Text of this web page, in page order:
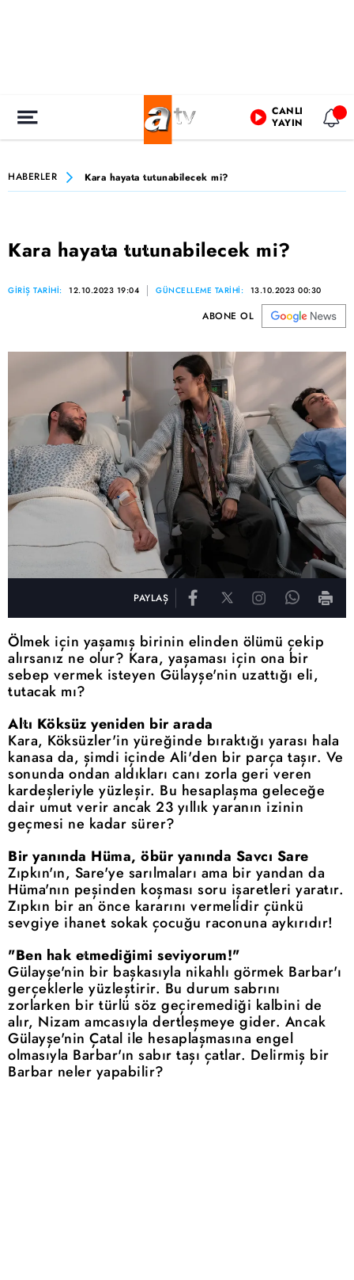
CANLI
YAYIN
HABERLER Kara hayata tutunabilecek mi?
Kara hayata tutunabilecek mi?
GİRİŞ TARİHİ: 12.10.2023 19:04 GÜNCELLEME TARİHİ: 13.10.2023 00:30
ABONE OL
PAYLAŞ
Ölmek için yaşamış birinin elinden ölümü çekip
alırsanız ne olur? Kara, yaşaması için ona bir
sebep vermek isteyen Gülayşe'nin uzattığı eli,
tutacak mı?
Altı Köksüz yeniden bir arada
Kara, Köksüzler'in yüreğinde bıraktığı yarası hala
kanasa da, şimdi içinde Ali'den bir parça taşır. Ve
sonunda ondan aldıkları canı zorla geri veren
kardeşleriyle yüzleşir. Bu hesaplaşma geleceğe
dair umut verir ancak 23 yıllık yaranın izinin
geçmesi ne kadar sürer?
Bir yanında Hüma, öbür yanında Savcı Sare
Zıpkın'ın, Sare'ye sarılmaları ama bir yandan da
Hüma'nın peşinden koşması soru işaretleri yaratır.
Zıpkın bir an önce kararını vermelidir çünkü
sevgiye ihanet sokak çocuğu raconuna aykırıdır!
"Ben hak etmediğimi seviyorum!"
Gülayşe'nin bir başkasıyla nikahlı görmek Barbar'ı
gerçeklerle yüzleştirir. Bu durum sabrını
zorlarken bir türlü söz geçiremediği kalbini de
alır, Nizam amcasıyla dertleşmeye gider. Ancak
Gülayşe'nin Çatal ile hesaplaşmasına engel
olmasıyla Barbar'ın sabır taşı çatlar. Delirmiş bir
Barbar neler yapabilir?